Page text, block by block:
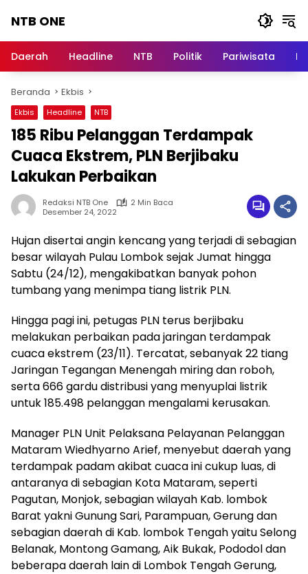
NTB ONE
dan
Berita
Lombok
Daerah Headline NTB Politik Pariwisata
Beranda Ekbis
Ekbis Headline NTB
185 Ribu Pelanggan Terdampak
Cuaca Ekstrem, PLN Berjibaku
Lakukan Perbaikan
Redaksi NTB One
2 Min Baca
Desember 24, 2022
Hujan disertai angin kencang yang terjadi di sebagian
besar wilayah Pulau Lombok sejak Jumat hingga
Sabtu (24/12), mengakibatkan banyak pohon
tumbang yang menimpa tiang listrik PLN.
Hingga pagi ini, petugas PLN terus berjibaku
melakukan perbaikan pada jaringan terdampak
cuaca ekstrem (23/11). Tercatat, sebanyak 22 tiang
Jaringan Tegangan Menengah miring dan roboh,
serta 666 gardu distribusi yang menyuplai listrik
untuk 185.498 pelanggan mengalami kerusakan.
Manager PLN Unit Pelaksana Pelayanan Pelanggan
Mataram Wiedhyarno Arief, menyebut daerah yang
terdampak padam akibat cuaca ini cukup luas, di
antaranya di sebagian Kota Mataram, seperti
Pagutan, Monjok, sebagian wilayah Kab. lombok
Barat yakni Gunung Sari, Parampuan, Gerung dan
sebagian daerah di Kab. lombok Tengah yaitu Selong
Belanak, Montong Gamang, Aik Bukak, Pododol dan
beberapa daerah lain di Lombok Tengah Gerung,